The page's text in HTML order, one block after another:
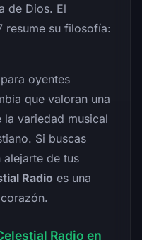
de Dios. El
resume su filosofía:
oyentes
que valoran una
variedad musical
Si buscas
alejarte de tus
Radio es una
Radio en